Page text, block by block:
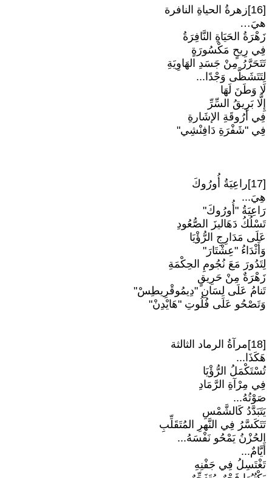
[16]زهرةُ الحياةِ النافرة
هيَ…
زَهْرَةُ الحَيَاةِ النَّافِرَةُ
فِي رِيحٍ مَكْسُورَةٍ
تَتَحَرَّرُ مِنْ جَسَدِ الهَاوِيَةِ
لِتَتَشَظَّى وَجْدًا...
لَا وَطَنَ لَهَا
إِلَّا بَرِيقُ السِّرِّ
فِي أَرُوقَةِ الإشَارةِ
فِي "شَفْرَةِ دَافِنْشِي"
[17]راعِيَةُ أُورُوكَ
هِيَ...
رَاعِيَةُ "أُورُوكَ"
تَسْلُكُ دَهَاليزَ الصُّعُودِ
عَلَى مَدَارِجِ الرُّؤْيَا
وَأَثْدَاءُ "عِشْتَارَ"
لِتَدُورَ مَعَ نُجُومِ الحِكْمَةِ
زَهْرَةٌ مِنْ حَرِيقٍ
تَنامُ عَلَى لِسَانِ "دِيمُوقْرِيطِسْ"
وَتَصْحُو عَلَى فُلُوتِ "هَايْدِنْ"
[18]مرآةُ الرماد الثالثة
هَكَذَا...
تُسْتَكْمَلُ الرُّؤْيَا
فِي مِرْآةِ الرَّمَادِ
صَوْتُهُ...
يَتَبَدَّدُ كَالشَّمْسِ
تَتَكَسَّرُ فِي النَّهرِ المُتَقَلِّبِ
الحُزْنُ يَمْحُو نَفْسَهُ...
أَيَّامٌ...
تَغْتَسِلُ فِي جَفْنِهِ